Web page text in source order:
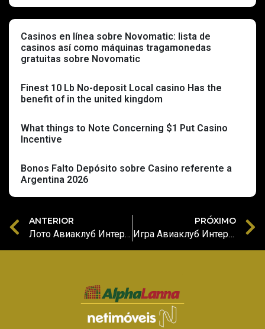
Casinos en línea sobre Novomatic: lista de
casinos así­ como máquinas tragamonedas
gratuitas sobre Novomatic
Finest 10 Lb No-deposit Local casino Has the
benefit of in the united kingdom
What things to Note Concerning $1 Put Casino
Incentive
Bonos Falto Depósito sobre Casino referente a
Argentina 2026
ANTERIOR
Лото Авиаклуб Интерактивный Лотереи в Стране Казахстане Бацать с Бонусом 浙江心脏网
PRÓXIMO
Игра Авиаклуб Интерактивный Бацать вдобавок Зашатать Дополнение Loto Club Complete Employer Solutions